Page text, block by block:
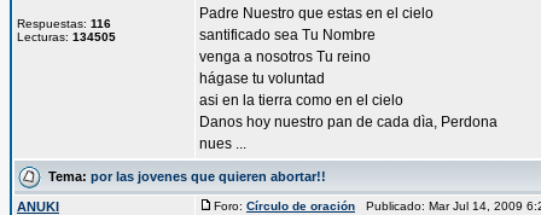
Respuestas: 116
Lecturas: 134505
Padre Nuestro que estas en el cielo
santificado sea Tu Nombre
venga a nosotros Tu reino
hágase tu voluntad
asi en la tierra como en el cielo
Danos hoy nuestro pan de cada dìa, Perdona
nues ...
Tema: por las jovenes que quieren abortar!!
ANUKI Foro: Círculo de oración Publicado: Mar Jul 14, 2009